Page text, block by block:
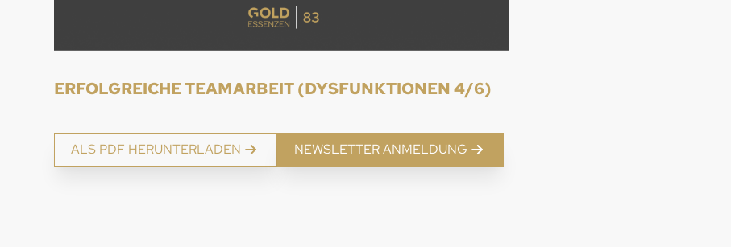
ERFOLGREICHE TEAMARBEIT (DYSFUNKTIONEN 4/6)
ALS PDF HERUNTERLADEN NEWSLETTER ANMELDUNG